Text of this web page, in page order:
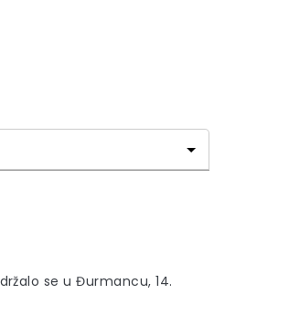
se u Đurmancu, 14.